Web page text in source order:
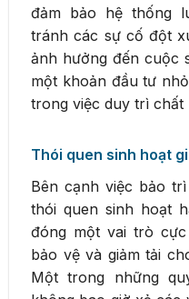
đảm bảo hệ thống
tránh các sự cố đột
ảnh hưởng đến cuộc
một khoản đầu tư
trong việc duy trì chất
Thói quen sinh hoạt
Bên cạnh việc bảo
thói quen sinh hoạt
đóng một vai trò
bảo vệ và giảm tải
Một trong những